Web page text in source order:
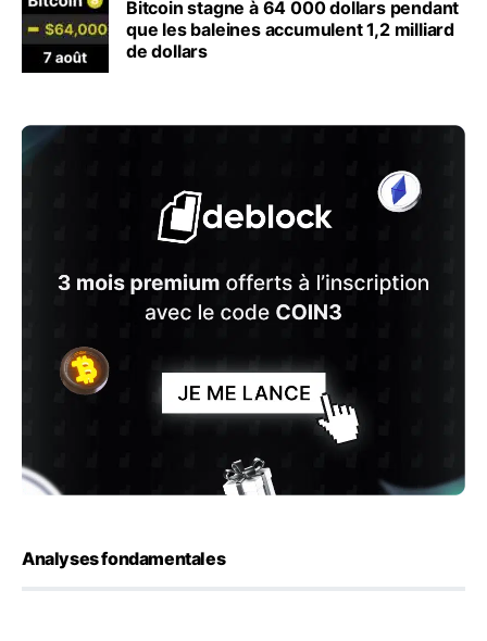
Bitcoin stagne à 64 000 dollars pendant
que les baleines accumulent 1,2 milliard
de dollars
Analyses fondamentales